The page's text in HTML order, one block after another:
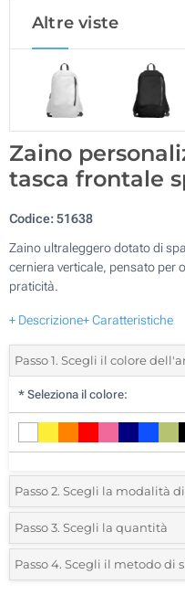
Altre viste
Zaino
tasca frontale
Codice:51638
Zaino ultraleggero dotato di
cerniera verticale, pensato per
praticità.
+ Descrizione+ Caratteristiche
Passo 1. Scegli il colore
* Seleziona il colore:
Passo 2. Scegli la modalità
*Seleziona la posizione di
1 Colore (Davanti)
Passo 3. Scegli la quantità
*Quantità desiderata:
Passo 4. Scegli il metodo di